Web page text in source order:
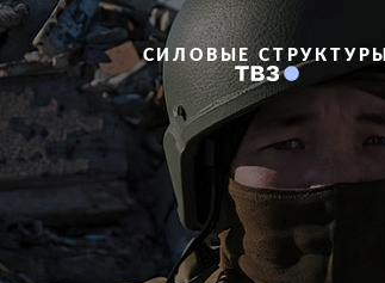
СИЛОВЫЕ СТРУКТУРЫ